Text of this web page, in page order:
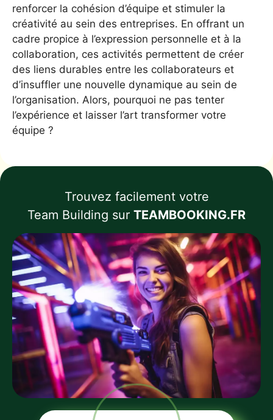
renforcer la cohésion d’équipe et stimuler la
créativité au sein des entreprises. En offrant un
cadre propice à l’expression personnelle et à la
collaboration, ces activités permettent de créer
des liens durables entre les collaborateurs et
d’insuffler une nouvelle dynamique au sein de
l’organisation. Alors, pourquoi ne pas tenter
l’expérience et laisser l’art transformer votre
équipe ?
Trouvez facilement votre
Team Building sur TEAMBOOKING.FR